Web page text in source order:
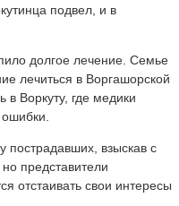
подвел, и в
долгое лечение. Семье
лечиться в Воргашорской
Воркуту, где медики
ошибки.
пострадавших, взыскав с
представители
отстаивать свои интересы